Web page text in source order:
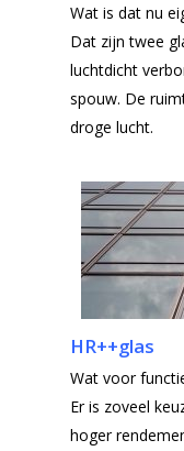
Wat is dat nu
Dat zijn twee
luchtdicht
spouw. De
droge lucht.
HR++glas
Wat voor
Er is zoveel
hoger